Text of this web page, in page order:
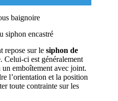
baignoire
siphon encastré
repose sur le siphon de
Celui-ci est généralement
emboîtement avec joint.
l’orientation et la position
toute contrainte sur les